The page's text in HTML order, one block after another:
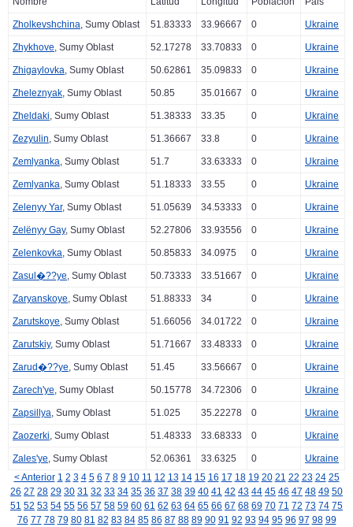
Zholkevshchina, Sumy Oblast 51.83333 33.96667 0 Ukraine
Zhykhove, Sumy Oblast 52.17278 33.70833 0 Ukraine
Zhigaylovka, Sumy Oblast 50.62861 35.09833 0 Ukraine
Zheleznyak, Sumy Oblast 50.85 35.01667 0 Ukraine
Zheldaki, Sumy Oblast 51.38333 33.35 0 Ukraine
Zezyulin, Sumy Oblast 51.36667 33.8 0 Ukraine
Zemlyanka, Sumy Oblast 51.7 33.63333 0 Ukraine
Zemlyanka, Sumy Oblast 51.18333 33.55 0 Ukraine
Zelenyy Yar, Sumy Oblast 51.05639 34.53333 0 Ukraine
Zelënyy Gay, Sumy Oblast 52.27806 33.93556 0 Ukraine
Zelenkovka, Sumy Oblast 50.85833 34.0975 0 Ukraine
Zasul�??ye, Sumy Oblast 50.73333 33.51667 0 Ukraine
Zaryanskoye, Sumy Oblast 51.88333 34 0 Ukraine
Zarutskoye, Sumy Oblast 51.66056 34.01722 0 Ukraine
Zarutskiy, Sumy Oblast 51.71667 33.48333 0 Ukraine
Zarud�??ye, Sumy Oblast 51.45 33.56667 0 Ukraine
Zarech'ye, Sumy Oblast 50.15778 34.72306 0 Ukraine
Zapsillya, Sumy Oblast 51.025 35.22278 0 Ukraine
Zaozerki, Sumy Oblast 51.48333 33.68333 0 Ukraine
Zales'ye, Sumy Oblast 52.06361 33.6325 0
Ukraine
< Anterior 1 2 3 4 5 6 7 8 9 10 11 12 13 14 15 16 17 18 19 20 21 22 23 24 25
26 27 28 29 30 31 32 33 34 35 36 37 38 39 40 41 42 43 44 45 46 47 48 49 50
51 52 53 54 55 56 57 58 59 60 61 62 63 64 65 66 67 68 69 70 71 72 73 74 75
76 77 78 79 80 81 82 83 84 85 86 87 88 89 90 91 92 93 94 95 96 97 98 99